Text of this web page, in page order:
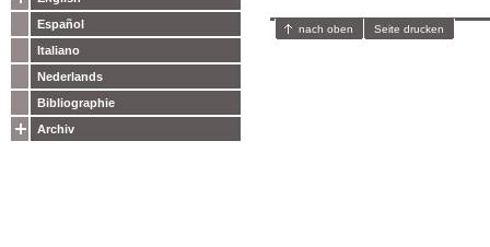
Español
Italiano
Nederlands
Bibliographie
Archiv
nach oben Seite drucken